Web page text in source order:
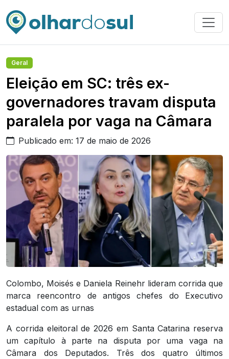
Geral
Eleição em SC: três ex-
governadores travam disputa
paralela por vaga na Câmara
Publicado em: 17 de maio de 2026
Colombo, Moisés e Daniela Reinehr lideram corrida que
marca reencontro de antigos chefes do Executivo
estadual com as urnas
A corrida eleitoral de 2026 em Santa Catarina reserva
um capítulo à parte na disputa por uma vaga na
Câmara dos Deputados. Três dos quatro últimos